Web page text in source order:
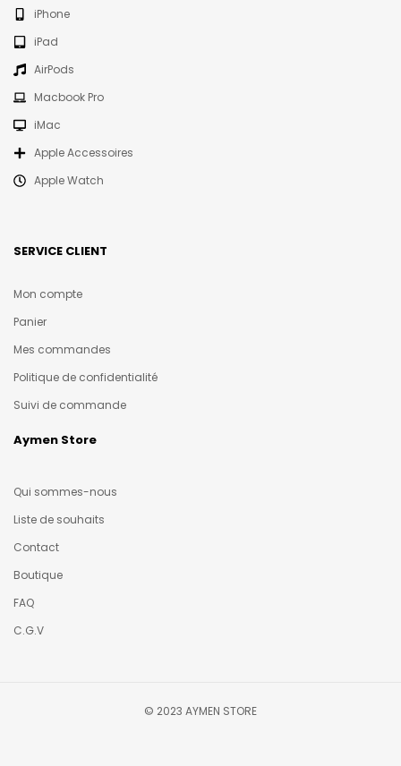
iPhone
iPad
AirPods
Macbook Pro
iMac
Apple Accessoires
Apple Watch
SERVICE CLIENT
Mon compte
Panier
Mes commandes
Politique de confidentialité
Suivi de commande
Aymen Store
Qui sommes-nous
Liste de souhaits
Contact
Boutique
FAQ
C.G.V
© 2023 AYMEN STORE